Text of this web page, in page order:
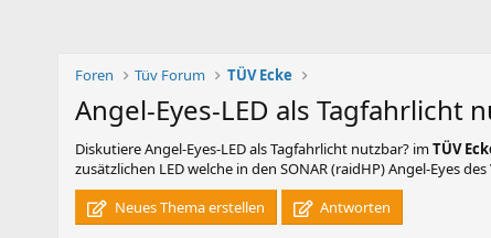
Foren Tüv Forum TÜV Ecke
Angel-Eyes-LED als Tagfahrlicht
DiskutiereAngel-Eyes-LED als Tagfahrlicht nutzbar? imTÜV
zusätzlichen LED welche in den SONAR (raidHP) Angel-Eyes
Neues Thema erstellen
Antworten